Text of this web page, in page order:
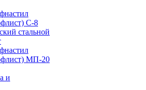
С-8
стальной
МП-20
и